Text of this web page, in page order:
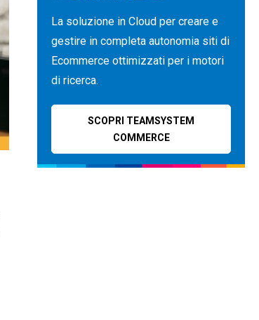
La soluzione in Cloud per creare e
gestire in completa autonomia siti di
Ecommerce ottimizzati per i motori
di ricerca.
SCOPRI TEAMSYSTEM
COMMERCE